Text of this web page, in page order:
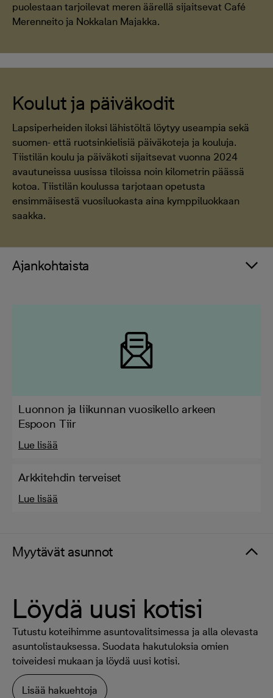
puolestaan tarjoilevat meren äärellä sijaitsevat Café
Merenneito ja Nokkalan Majakka.
Koulut ja päiväkodit
Lapsiperheiden iloksi lähistöltä löytyy useampia sekä
suomen- että ruotsinkielisiä päiväkoteja ja kouluja.
Tiistilän koulu ja päiväkoti sijaitsevat vuonna 2024
avautuneissa uusissa tiloissa noin kilometrin päässä
kotoa. Tiistilän koulussa tarjotaan opetusta
ensimmäisestä vuosiluokasta aina kymppiluokkaan
saakka.
Ajankohtaista
Luonnon ja liikunnan vuosikello arkeen
Espoon Tiir
Lue lisää
Arkkitehdin terveiset
Lue lisää
Myytävät asunnot
Löydä uusi kotisi
Tutustu koteihimme asuntovalitsimessa ja alla olevasta
asuntolistauksessa. Suodata hakutuloksia omien
toiveidesi mukaan ja löydä uusi kotisi.
Lisää hakuehtoja